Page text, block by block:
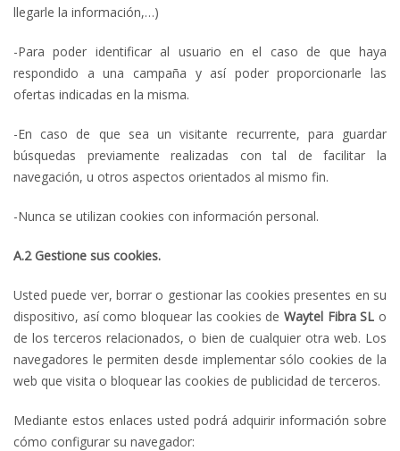
llegarle la información,…)
-Para poder identificar al usuario en el caso de que haya
respondido a una campaña y así poder proporcionarle las
ofertas indicadas en la misma.
-En caso de que sea un visitante recurrente, para guardar
búsquedas previamente realizadas con tal de facilitar la
navegación, u otros aspectos orientados al mismo fin.
-Nunca se utilizan cookies con información personal.
A.2 Gestione sus cookies.
Usted puede ver, borrar o gestionar las cookies presentes en su
dispositivo, así como bloquear las cookies de Waytel FibraSL o
de los terceros relacionados, o bien de cualquier otra web. Los
navegadores le permiten desde implementar sólo cookies de la
web que visita o bloquear las cookies de publicidad de terceros.
Mediante estos enlaces usted podrá adquirir información sobre
cómo configurar su navegador: